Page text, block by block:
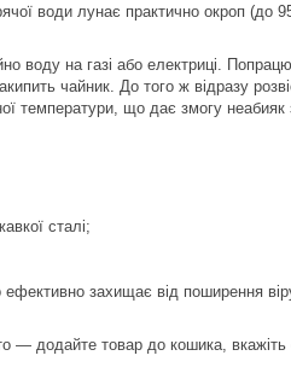
води лунає практично окроп (до
воду на газі або електриці.
чайник. До того ж відразу
температури, що дає змогу неабияк
сталі;
захищає від поширення
— додайте товар до кошика, вкажіть